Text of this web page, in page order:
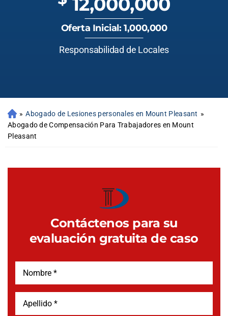
Oferta Inicial: 1,000,000
Responsabilidad de Locales
» Abogado de Lesiones personales en Mount Pleasant »
Abogado de Compensación Para Trabajadores en Mount
Pleasant
Contáctenos para su
evaluación gratuita de caso